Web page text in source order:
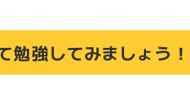
勉強してみましょう！